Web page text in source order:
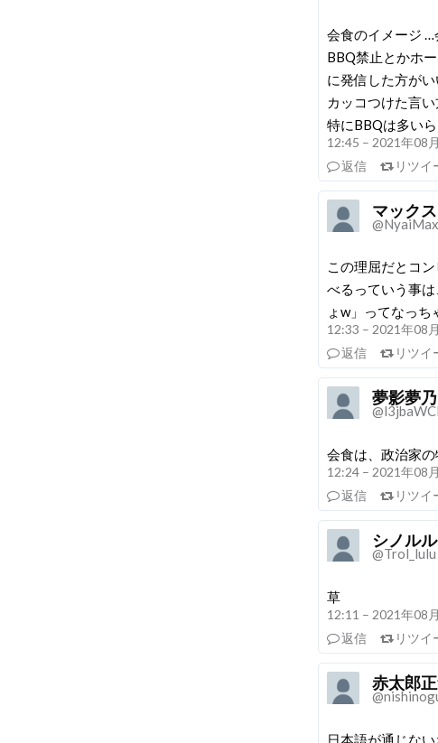
会食のイメージ …
BBQ禁止とかホ
に発信した方がい
カッコつけた言
特にBBQは多いら
12:45 – 2021年08
返信
リツイ
マック
この理屈だとコ
べるっていう事
ょw」ってなっち
12:33 – 2021年08
返信
リツイ
夢影夢
会食は、政治家
12:24 – 2021年08
返信
リツイ
シノルル
@Trol_lulu
草
12:11 – 2021年08
返信
リツイ
赤太郎
日本語が通じな